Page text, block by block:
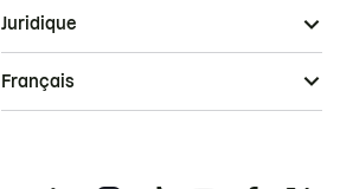
Juridique
Français